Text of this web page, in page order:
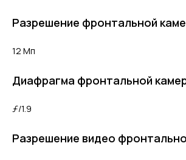
Разрешение фронтальной
12 Мп
Диафрагма фронтальной
ƒ/1.9
Разрешение видео